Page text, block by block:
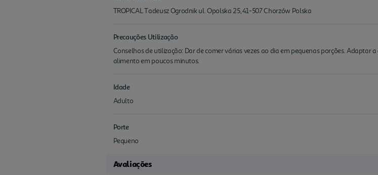
TROPICAL Tadeusz Ogrodnik ul. Opolska 25, 41-507 Chorzów Polska
Precauções Utilização
Conselhos de utilização: Dar de comer várias vezes ao dia em pequenas porções. Adaptar
alimento em poucos minutos.
Idade
Adulto
Porte
Pequeno
Avaliações